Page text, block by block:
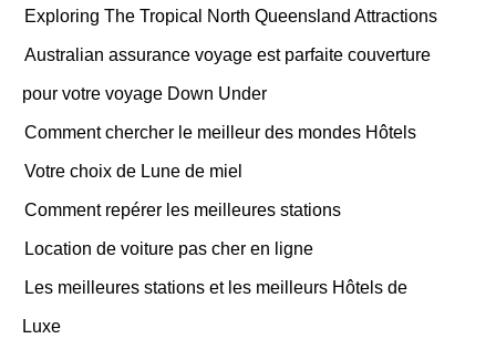
Exploring The Tropical North Queensland Attractions
Australian assurance voyage est parfaite couverture
pour votre voyage Down Under
Comment chercher le meilleur des mondes Hôtels
Votre choix de Lune de miel
Comment repérer les meilleures stations
Location de voiture pas cher en ligne
Les meilleures stations et les meilleurs Hôtels de
Luxe